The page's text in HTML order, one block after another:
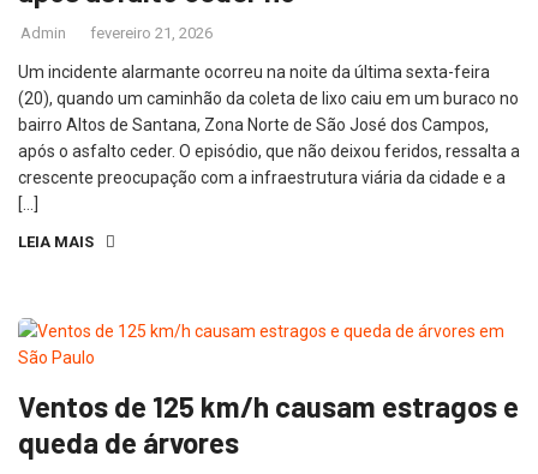
Admin fevereiro 21, 2026
Um incidente alarmante ocorreu na noite da última sexta-feira
(20), quando um caminhão da coleta de lixo caiu em um buraco no
bairro Altos de Santana, Zona Norte de São José dos Campos,
após o asfalto ceder. O episódio, que não deixou feridos, ressalta a
crescente preocupação com a infraestrutura viária da cidade e a
[…]
LEIA MAIS
Ventos de 125 km/h causam estragos e
queda de árvores